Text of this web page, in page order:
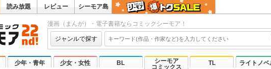
読み放題 レビュー シーモア島
漫画（まんが）・電子書籍ならコミックシーモア！
ジャンルで探す
少年・青年 少女・女性 BL
シーモア
コミックス
TL ライトノベ